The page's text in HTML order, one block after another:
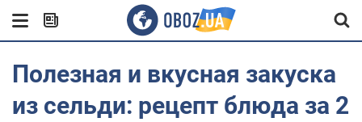
Полезная и вкусная закуска
из сельди: рецепт блюда за 2